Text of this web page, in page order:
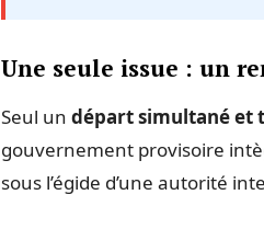
Une seule issue : un
Seul un départ simultané et
gouvernement provisoire
sous l’égide d’une autorité